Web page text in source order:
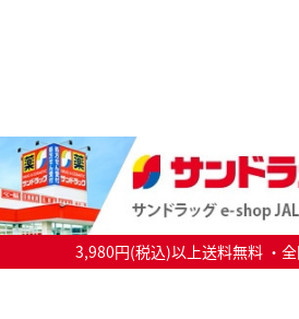
3,980円(税込)以上送料無料 ・